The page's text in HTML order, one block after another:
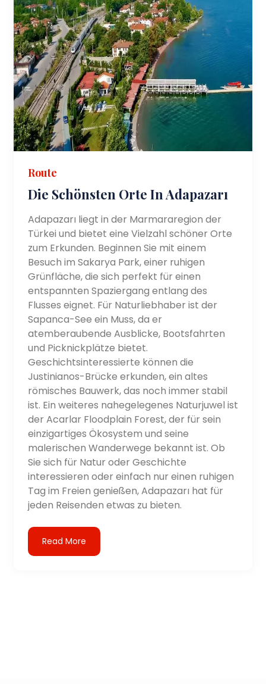
Route
Die Schönsten Orte In Adapazarı
Adapazarı liegt in der Marmararegion der
Türkei und bietet eine Vielzahl schöner Orte
zum Erkunden. Beginnen Sie mit einem
Besuch im Sakarya Park, einer ruhigen
Grünfläche, die sich perfekt für einen
entspannten Spaziergang entlang des
Flusses eignet. Für Naturliebhaber ist der
Sapanca-See ein Muss, da er
atemberaubende Ausblicke, Bootsfahrten
und Picknickplätze bietet.
Geschichtsinteressierte können die
Justinianos-Brücke erkunden, ein altes
römisches Bauwerk, das noch immer stabil
ist. Ein weiteres nahegelegenes Naturjuwel ist
der Acarlar Floodplain Forest, der für sein
einzigartiges Ökosystem und seine
malerischen Wanderwege bekannt ist. Ob
Sie sich für Natur oder Geschichte
interessieren oder einfach nur einen ruhigen
Tag im Freien genießen, Adapazarı hat für
jeden Reisenden etwas zu bieten.
Read More